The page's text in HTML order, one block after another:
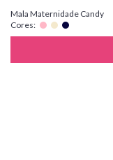
Mala Maternidade Candy
Cores: